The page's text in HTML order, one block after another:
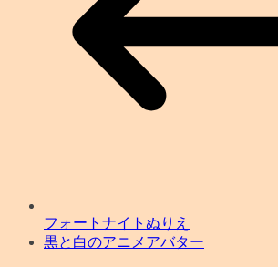
フォートナイトぬりえ
黒と白のアニメアバター